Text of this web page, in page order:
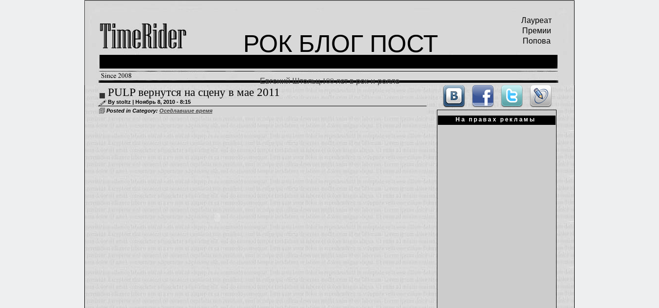
РОК БЛОГ ПОСТ
Лауреат
Премии
Попова
Евгений Штольц.100 лет в рок-н-ролле
PULP вернутся на сцену в мае 2011
By stoltz | Ноябрь 8, 2010 - 8:15
Posted in Category: Оседлавшие время
На правах рекламы